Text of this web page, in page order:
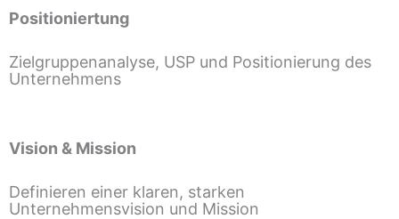
Positioniertung
Zielgruppenanalyse, USP und Positionierung des
Unternehmens
Vision & Mission
Definieren einer klaren, starken
Unternehmensvision und Mission